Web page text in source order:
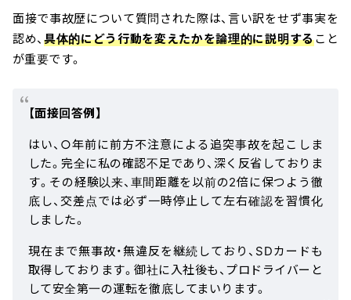
面接で事故歴について質問された際は、言い訳をせず事実を
認め、具体的にどう行動を変えたかを論理的に説明すること
が重要です。
【面接回答例】
はい、○年前に前方不注意による追突事故を起こしま
した。完全に私の確認不足であり、深く反省しておりま
す。その経験以来、車間距離を以前の2倍に保つよう徹
底し、交差点では必ず一時停止して左右確認を習慣化
しました。
現在まで無事故・無違反を継続しており、SDカードも
取得しております。御社に入社後も、プロドライバーと
して安全第一の運転を徹底してまいります。